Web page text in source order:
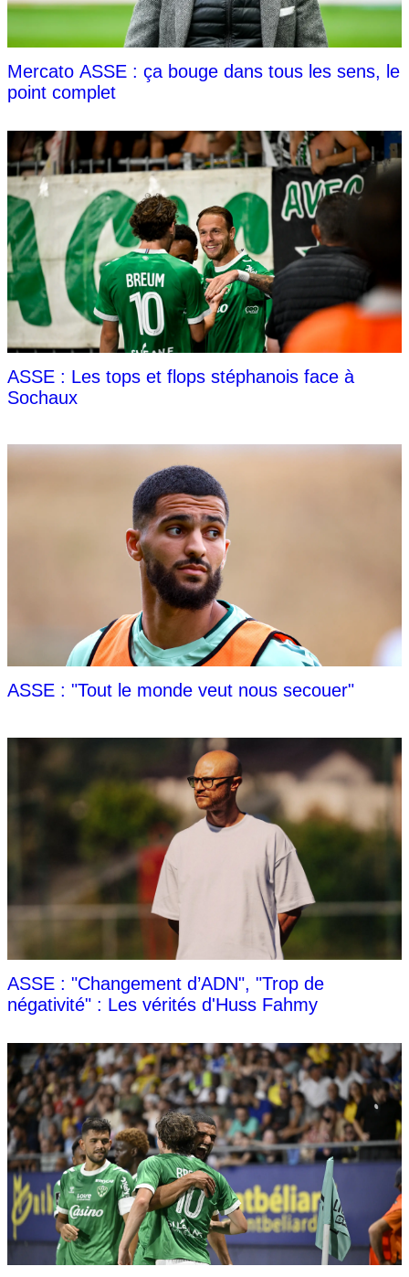
Mercato ASSE : ça bouge dans tous les sens, le
point complet
ASSE : Les tops et flops stéphanois face à
Sochaux
ASSE : "Tout le monde veut nous secouer"
ASSE : "Changement d’ADN", "Trop de
négativité" : Les vérités d'Huss Fahmy